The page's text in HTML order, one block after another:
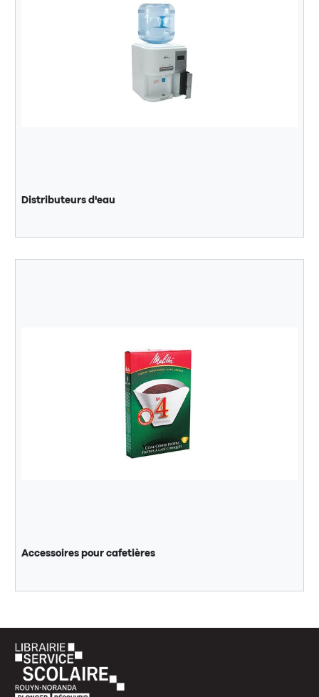
Distributeurs d'eau
Accessoires pour cafetières